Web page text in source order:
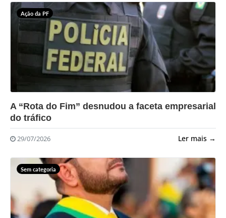
Ação da PF
?>
A “Rota do Fim” desnudou a faceta empresarial
do tráfico
29/07/2026 Ler mais →
Sem categoria